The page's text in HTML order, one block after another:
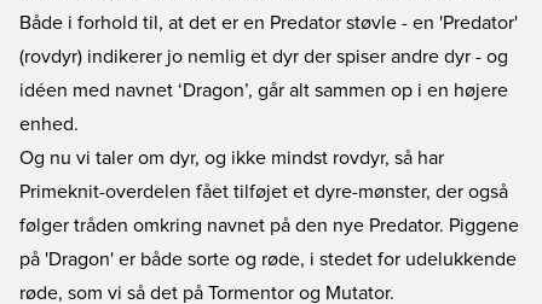
Både i forhold til, at det er en Predator støvle - en 'Predator'
(rovdyr) indikerer jo nemlig et dyr der spiser andre dyr - og
idéen med navnet ‘Dragon’, går alt sammen op i en højere
enhed.
Og nu vi taler om dyr, og ikke mindst rovdyr, så har
Primeknit-overdelen fået tilføjet et dyre-mønster, der også
følger tråden omkring navnet på den nye Predator. Piggene
på 'Dragon' er både sorte og røde, i stedet for udelukkende
røde, som vi så det på Tormentor og Mutator.